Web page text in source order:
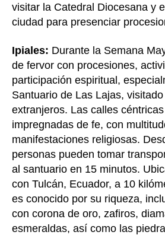
visitar la Catedral Diocesana y
ciudad para presenciar
Ipiales: Durante la Semana
de fervor con procesiones,
participación espiritual,
Santuario de Las Lajas,
extranjeros. Las calles
impregnadas de fe, con
manifestaciones religiosas.
personas pueden tomar
al santuario en 15 minutos.
con Tulcán, Ecuador, a 10
es conocido por su riqueza,
con corona de oro, zafiros,
esmeraldas, así como las